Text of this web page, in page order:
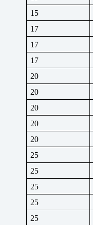
15
17
17
17
20
20
20
20
20
25
25
25
25
25